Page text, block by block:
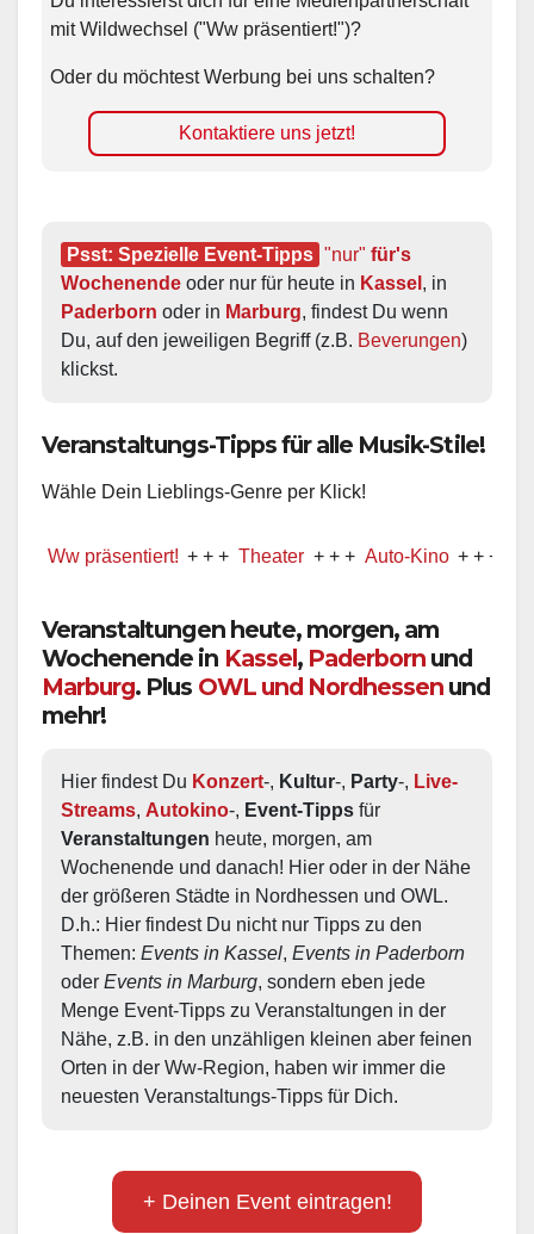
mit Wildwechsel ("Ww präsentiert!")?
Oder du möchtest Werbung bei uns schalten?
Kontaktiere uns jetzt!
Psst: Spezielle Event-Tipps "nur" für's
Wochenende oder nur für heute in Kassel
Paderborn oder in Marburg , findest Du wenn
Du, auf den jeweiligen Begriff (z.B. Beverungen)
klickst.
Veranstaltungs-Tipps für alle Musik-Stile!
Wähle Dein Lieblings-Genre per Klick!
präsentiert! + + + Theater + + + Auto-Kino + + + Musical
Veranstaltungen heute, morgen, am
Wochenende in Kassel, Paderborn und
Marburg . Plus OWL und Nordhessen und
mehr!
Hier findest Du Konzert Kultur Party
Live-
Streams
Autokino Event-Tipps
Veranstaltungen heute, morgen, am
Wochenende und danach! Hier oder in der Nähe
der größeren Städte in Nordhessen und OWL.
D.h.: Hier findest Du nicht nur Tipps zu den
Themen: Events in Kassel Events in Paderborn
oder Events in Marburg , sondern eben jede
Menge Event-Tipps zu Veranstaltungen in der
Nähe, z.B. in den unzähligen kleinen aber feinen
Orten in der Ww-Region, haben wir immer die
neuesten Veranstaltungs-Tipps für Dich.
+ Deinen Event eintragen!